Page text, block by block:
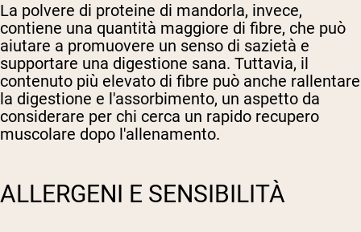
La polvere di proteine di mandorla, invece,
contiene una quantità maggiore di fibre, che può
aiutare a promuovere un senso di sazietà e
supportare una digestione sana. Tuttavia, il
contenuto più elevato di fibre può anche rallentare
la digestione e l'assorbimento, un aspetto da
considerare per chi cerca un rapido recupero
muscolare dopo l'allenamento.
ALLERGENI E SENSIBILITÀ